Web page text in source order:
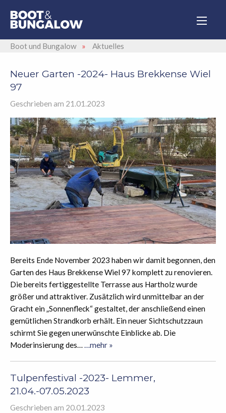
Boot und Bungalow » Aktuelles
Neuer Garten -2024- Haus Brekkense Wiel
97
Geschrieben am 21.01.2023
Bereits Ende November 2023 haben wir damit begonnen, den
Garten des Haus Brekkense Wiel 97 komplett zu renovieren.
Die bereits fertiggestellte Terrasse aus Hartholz wurde
größer und attraktiver. Zusätzlich wird unmittelbar an der
Gracht ein „Sonnenfleck“ gestaltet, der anschließend einen
gemütlichen Strandkorb erhält. Ein neuer Sichtschutzzaun
schirmt Sie gegen unerwünschte Einblicke ab. Die
Moderinsierung des…
…mehr »
Tulpenfestival -2023- Lemmer,
21.04.-07.05.2023
Geschrieben am 20.01.2023